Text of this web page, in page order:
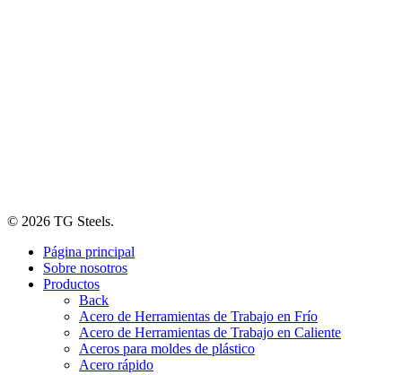
© 2026 TG Steels.
Close
Menu
Página principal
Sobre nosotros
Productos
Back
Acero de Herramientas de Trabajo en Frío
Acero de Herramientas de Trabajo en Caliente
Aceros para moldes de plástico
Acero rápido